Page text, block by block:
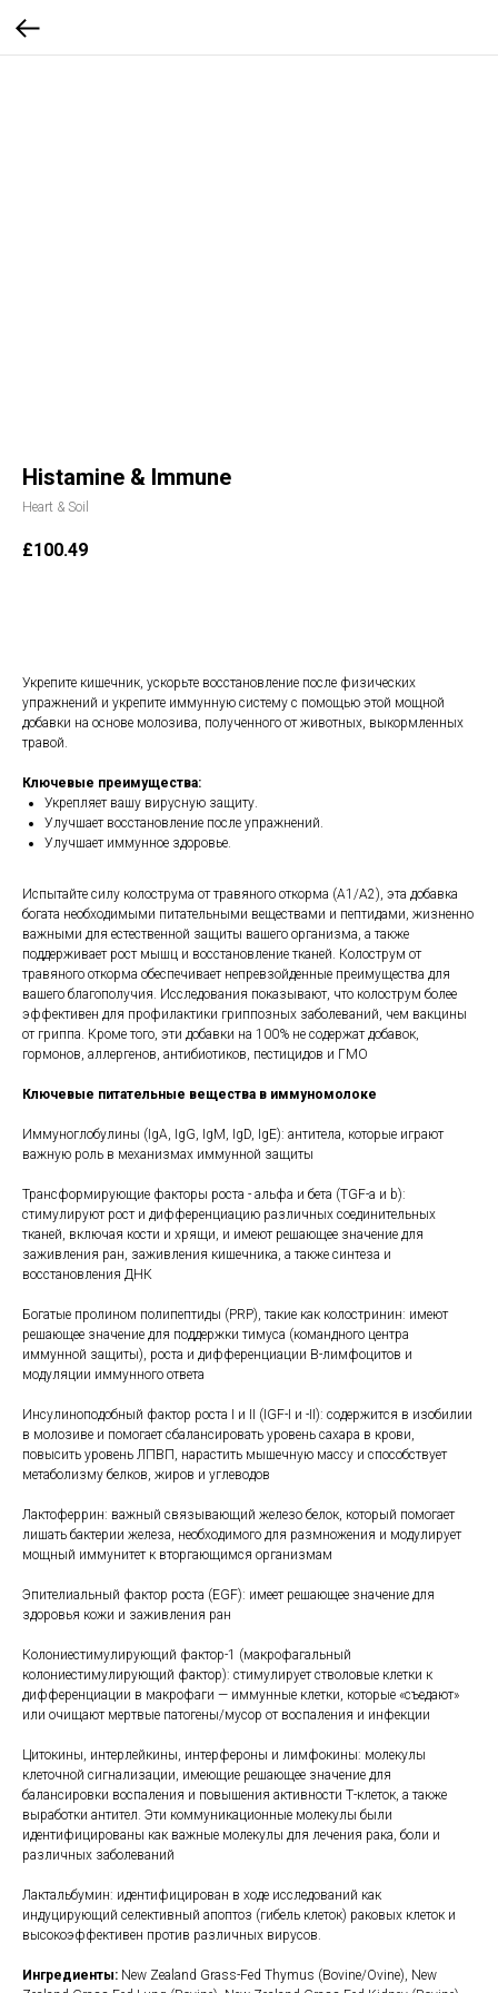
Histamine & Immune
Heart & Soil
£100.49
Укрепите кишечник, ускорьте восстановление после физических
упражнений и укрепите иммунную систему с помощью этой мощной
добавки на основе молозива, полученного от животных, выкормленных
травой.
Ключевые преимущества:
Укрепляет вашу вирусную защиту.
Улучшает восстановление после упражнений.
Улучшает иммунное здоровье.
Испытайте силу колострума от травяного откорма (A1/A2), эта добавка
богата необходимыми питательными веществами и пептидами, жизненно
важными для естественной защиты вашего организма, а также
поддерживает рост мышц и восстановление тканей. Колострум от
травяного откорма обеспечивает непревзойденные преимущества для
вашего благополучия. Исследования показывают, что колострум более
эффективен для профилактики гриппозных заболеваний, чем вакцины
от гриппа. Кроме того, эти добавки на 100% не содержат добавок,
гормонов, аллергенов, антибиотиков, пестицидов и ГМО
Ключевые питательные вещества в иммуномолоке
Иммуноглобулины (IgA, IgG, IgM, IgD, IgE): антитела, которые играют
важную роль в механизмах иммунной защиты
Трансформирующие факторы роста - альфа и бета (TGF-a и b):
стимулируют рост и дифференциацию различных соединительных
тканей, включая кости и хрящи, и имеют решающее значение для
заживления ран, заживления кишечника, а также синтеза и
восстановления ДНК
Богатые пролином полипептиды (PRP), такие как колостринин: имеют
решающее значение для поддержки тимуса (командного центра
иммунной защиты), роста и дифференциации В-лимфоцитов и
модуляции иммунного ответа
Инсулиноподобный фактор роста I и II (IGF-I и -II): содержится в изобилии
в молозиве и помогает сбалансировать уровень сахара в крови,
повысить уровень ЛПВП, нарастить мышечную массу и способствует
метаболизму белков, жиров и углеводов
Лактоферрин: важный связывающий железо белок, который помогает
лишать бактерии железа, необходимого для размножения и модулирует
мощный иммунитет к вторгающимся организмам
Эпителиальный фактор роста (EGF): имеет решающее значение для
здоровья кожи и заживления ран
Колониестимулирующий фактор-1 (макрофагальный
колониестимулирующий фактор): стимулирует стволовые клетки к
дифференциации в макрофаги — иммунные клетки, которые «съедают»
или очищают мертвые патогены/мусор от воспаления и инфекции
Цитокины, интерлейкины, интерфероны и лимфокины: молекулы
клеточной сигнализации, имеющие решающее значение для
балансировки воспаления и повышения активности Т-клеток, а также
выработки антител. Эти коммуникационные молекулы были
идентифицированы как важные молекулы для лечения рака, боли и
различных заболеваний
Лактальбумин: идентифицирован в ходе исследований как
индуцирующий селективный апоптоз (гибель клеток) раковых клеток и
высокоэффективен против различных вирусов.
Ингредиенты: New Zealand Grass-Fed Thymus (Bovine/Ovine), New